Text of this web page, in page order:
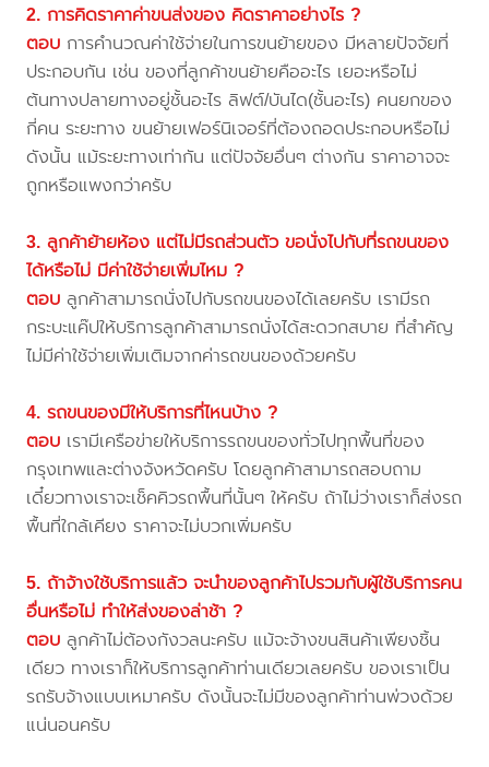
2. การคิดราคาค่าขนส่งของ คิดราคาอย่างไร ?
ตอบ การคำนวณค่าใช้จ่ายในการขนย้ายของ มีหลายปัจจัยที่
ประกอบกัน เช่น ของที่ลูกค้าขนย้ายคืออะไร เยอะหรือไม่
ต้นทางปลายทางอยู่ชั้นอะไร ลิฟต์/บันได(ชั้นอะไร) คนยกของ
กี่คน ระยะทาง ขนย้ายเฟอร์นิเจอร์ที่ต้องถอดประกอบหรือไม่
ดังนั้น แม้ระยะทางเท่ากัน แต่ปัจจัยอื่นๆ ต่างกัน ราคาอาจจะ
ถูกหรือแพงกว่าครับ
3. ลูกค้าย้ายห้อง แต่ไม่มีรถส่วนตัว ขอนั่งไปกับที่รถขนของ
ได้หรือไม่ มีค่าใช้จ่ายเพิ่มไหม ?
ตอบ ลูกค้าสามารถนั่งไปกับรถขนของได้เลยครับ เรามีรถ
กระบะแค๊ปให้บริการลูกค้าสามารถนั่งได้สะดวกสบาย ที่สำคัญ
ไม่มีค่าใช้จ่ายเพิ่มเติมจากค่ารถขนของด้วยครับ
4. รถขนของมีให้บริการที่ไหนบ้าง ?
ตอบ เรามีเครือข่ายให้บริการรถขนของทั่วไปทุกพื้นที่ของ
กรุงเทพและต่างจังหวัดครับ โดยลูกค้าสามารถสอบถาม
เดี๋ยวทางเราจะเช็คคิวรถพื้นที่นั้นๆ ให้ครับ ถ้าไม่ว่างเราก็ส่งรถ
พื้นที่ใกล้เคียง ราคาจะไม่บวกเพิ่มครับ
5. ถ้าจ้างใช้บริการแล้ว จะนำของลูกค้าไปรวมกับผู้ใช้บริการคน
อื่นหรือไม่ ทำให้ส่งของล่าช้า ?
ตอบ ลูกค้าไม่ต้องกังวลนะครับ แม้จะจ้างขนสินค้าเพียงชิ้น
เดียว ทางเราก็ให้บริการลูกค้าท่านเดียวเลยครับ ของเราเป็น
รถรับจ้างแบบเหมาครับ ดังนั้นจะไม่มีของลูกค้าท่านพ่วงด้วย
แน่นอนครับ